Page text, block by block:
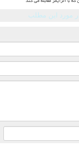
مورد این مطلب